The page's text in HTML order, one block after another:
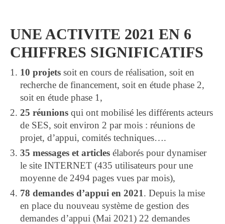
UNE ACTIVITE 2021 EN 6
CHIFFRES SIGNIFICATIFS
10 projets soit en cours de réalisation, soit en
recherche de financement, soit en étude phase 2,
soit en étude phase 1,
25 réunions qui ont mobilisé les différents acteurs
de SES, soit environ 2 par mois : réunions de
projet, d’appui, comités techniques….
35 messages et articles élaborés pour dynamiser
le site INTERNET (435 utilisateurs pour une
moyenne de 2494 pages vues par mois),
78 demandes d’appui en 2021. Depuis la mise
en place du nouveau système de gestion des
demandes d’appui (Mai 2021) 22 demandes